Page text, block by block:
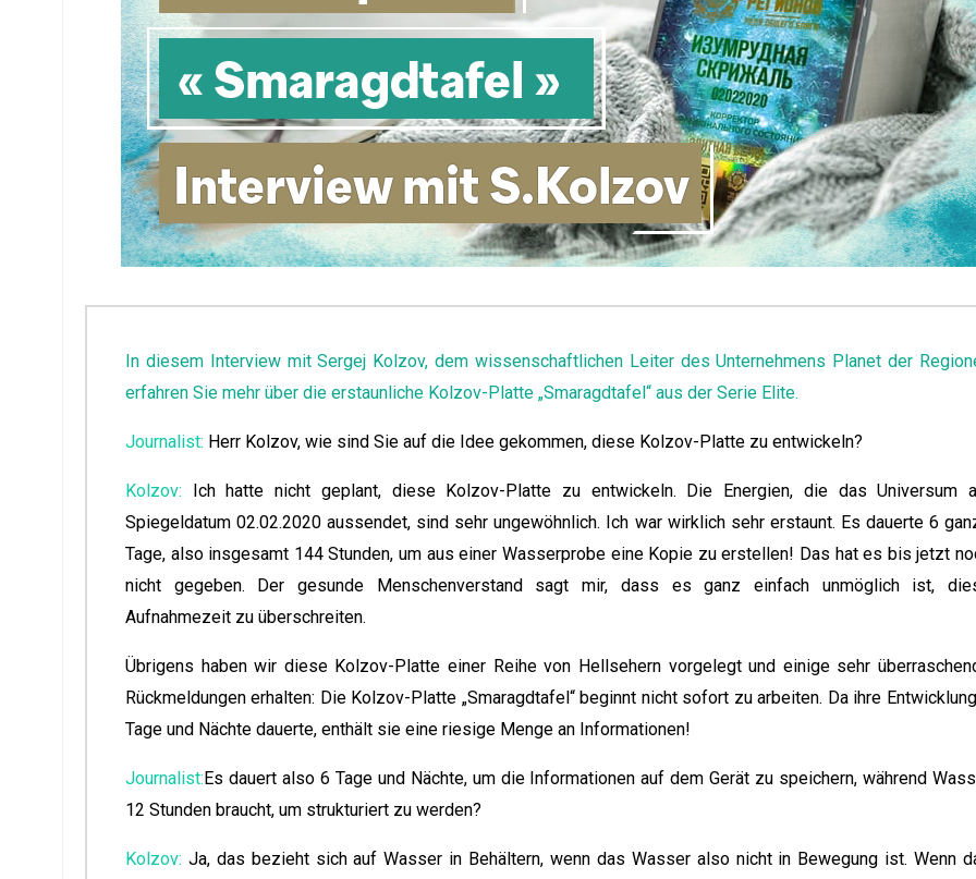
In diesem Interview mit Sergej Kolzov, dem wissenschaftlichen Leiter des Unternehmens Planet der
erfahren Sie mehr über die erstaunliche Kolzov-Platte „Smaragdtafel“ aus der Serie Elite.
Journalist: Herr Kolzov, wie sind Sie auf die Idee gekommen, diese Kolzov-Platte zu entwickeln?
Kolzov: Ich hatte nicht geplant, diese Kolzov-Platte zu entwickeln. Die Energien, die das Universum
Spiegeldatum 02.02.2020 aussendet, sind sehr ungewöhnlich. Ich war wirklich sehr erstaunt. Es dauerte 6
Tage, also insgesamt 144 Stunden, um aus einer Wasserprobe eine Kopie zu erstellen! Das hat es bis jetzt
nicht gegeben. Der gesunde Menschenverstand sagt mir, dass es ganz einfach unmöglich ist,
Aufnahmezeit zu überschreiten.
Übrigens haben wir diese Kolzov-Platte einer Reihe von Hellsehern vorgelegt und einige sehr
Rückmeldungen erhalten: Die Kolzov-Platte „Smaragdtafel“ beginnt nicht sofort zu arbeiten. Da ihre
Tage und Nächte dauerte, enthält sie eine riesige Menge an Informationen!
Journalist: Es dauert also 6 Tage und Nächte, um die Informationen auf dem Gerät zu speichern, während
12 Stunden braucht, um strukturiert zu werden?
Kolzov: Ja, das bezieht sich auf Wasser in Behältern, wenn das Wasser also nicht in Bewegung ist. Wenn